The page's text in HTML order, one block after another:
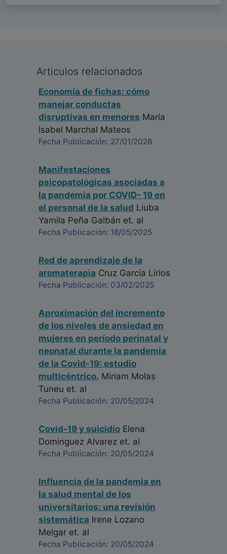
Articulos relacionados
Economía de fichas: cómo
manejar conductas
disruptivas en menores María
Isabel Marchal Mateos
Fecha Publicación: 27/01/2026
Manifestaciones
psicopatológicas asociadas a
la pandemia por COVID- 19 en
el personal de la salud Liuba
Yamila Peña Galbán et. al
Fecha Publicación: 18/05/2025
Red de aprendizaje de la
aromaterapia Cruz García Lirios
Fecha Publicación: 03/02/2025
Aproximación del incremento
de los niveles de ansiedad en
mujeres en período perinatal y
neonatal durante la pandemia
de la Covid-19: estudio
multicéntrico. Miriam Molas
Tuneu et. al
Fecha Publicación: 20/05/2024
Covid-19 y suicidio Elena
Dominguez Alvarez et. al
Fecha Publicación: 20/05/2024
Influencia de la pandemia en
la salud mental de los
universitarios: una revisión
sistemática Irene Lozano
Melgar et. al
Fecha Publicación: 20/05/2024